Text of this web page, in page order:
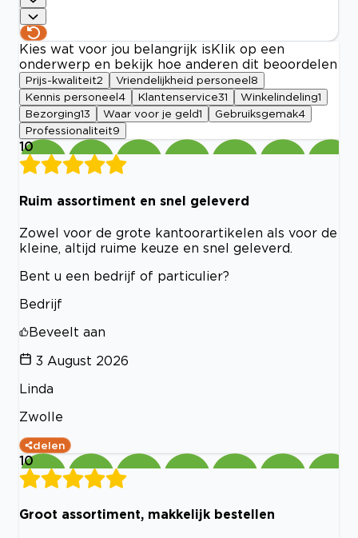
Kies wat voor jou belangrijk is Klik op een
onderwerp en bekijk hoe anderen dit beoordelen
Prijs-kwaliteit2 Vriendelijkheid personeel 8
Kennis personeel 4 Klantenservice31 Winkelindeling1
Bezorging13 Waar voor je geld1 Gebruiksgemak4
Professionaliteit9
10
Ruim assortiment en snel geleverd
Zowel voor de grote kantoorartikelen als voor de
kleine, altijd ruime keuze en snel geleverd.
Bent u een bedrijf of particulier?
Bedrijf
Beveelt aan
3 August 2026
Linda
Zwolle
delen
10
Groot assortiment, makkelijk bestellen